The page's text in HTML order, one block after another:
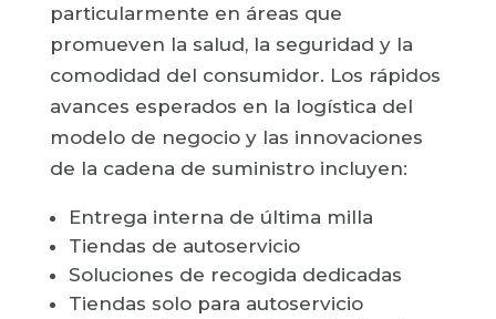
particularmente en áreas que
promueven la salud, la seguridad y la
comodidad del consumidor. Los rápidos
avances esperados en la logística del
modelo de negocio y las innovaciones
de la cadena de suministro incluyen:
Entrega interna de última milla
Tiendas de autoservicio
Soluciones de recogida dedicadas
Tiendas solo para autoservicio